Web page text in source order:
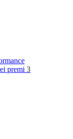
premi 3